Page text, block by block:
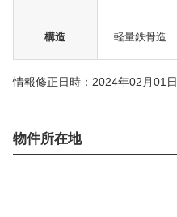
構造 軽量鉄骨造
情報修正日時：2024年02月01日
物件所在地